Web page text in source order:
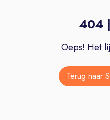
404 |
Oeps! Het
Terug naar